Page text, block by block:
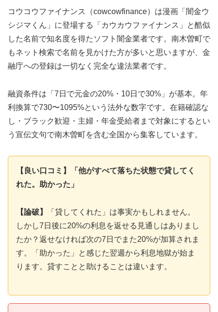
コウコウファイナンス（cowcowfinance）は漫画「闇金ウ
シジマくん」に登場する「カウカウファイナンス」と酷似
した名前で知名度を得たソフト闇金業者です。南木曽町で
もネット検索で名前を見かけた方が多いと思いますが、金
融庁への登録は一切なく完全な違法業者です。
融資条件は「7日で元金の20%・10日で30%」が基本。年
利換算で730〜1095%という法外な数字です。在籍確認な
し・ブラック歓迎・主婦・年金受給者まで対象にするとい
う宣伝文句で南木曽町を含む全国から集客しています。
【良い口コミ】「他がすべて落ちた状態で貸してく
れた。助かった」
【論破】
「貸してくれた」は事実かもしれません。
しかし7日後に20%の利息を返せる見通しはありまし
たか？返せなければ次の7日でまた20%が加算されま
す。「助かった」と感じた翌週から利息地獄が始ま
ります。貸すことと助けることは違います。